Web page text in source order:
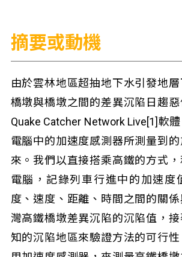
摘要或動機
由於雲林地區超抽地下水引發地
橋墩與橋墩之間的差異沉陷日趨
Quake Catcher Network Live[1]軟
電腦中的加速度感測器所測量到
來。我們以直接搭乘高鐵的方式
電腦，記錄列車行進中的加速度
度、速度、距離、時間之間的關
灣高鐵橋墩差異沉陷的沉陷值，
知的沉陷地區來驗證方法的可行